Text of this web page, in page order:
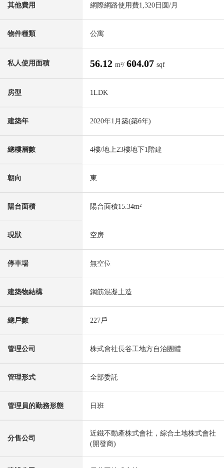
其他費用 網際網路使用費1,320日圆/月
物件種類 公寓
私人使用面積 56.12 m²/ 604.07 sqf
房型 1LDK
建築年 2020年1月築(築6年)
總樓層數 4樓/地上23樓地下1階建
朝向 東
陽台面積 陽台面積15.34m²
現狀 空房
停車場 無空位
建築物結構 鋼筋混凝土造
總戶數 227戶
管理公司 株式會社長谷工地方自治團體
管理形式 全部委託
管理員的勤務形態 日班
分售公司
近鐵不動產株式會社，綜合土地株式會社
(開發商)